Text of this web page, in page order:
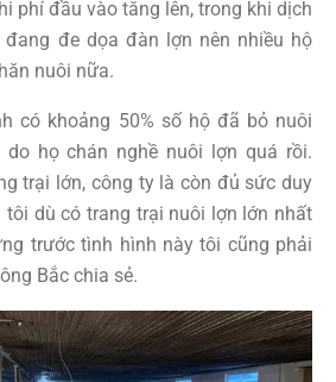
phí đầu vào tăng lên, trong khi dịch
đe dọa đàn lợn nên nhiều hộ
nuôi nữa.
có khoảng 50% số hộ đã bỏ nuôi
do họ chán nghề nuôi lợn quá rồi.
trại lớn, công ty là còn đủ sức duy
dù có trang trại nuôi lợn lớn nhất
trước tình hình này tôi cũng phải
Bắc chia sẻ.